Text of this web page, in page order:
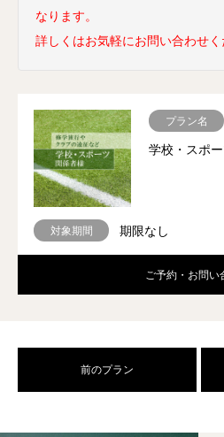
なります。
詳しくはお気軽にお問い合わせく
プラン名
学校・スポ
対象期間 期限なし
ご予約・お問い
前のプラン